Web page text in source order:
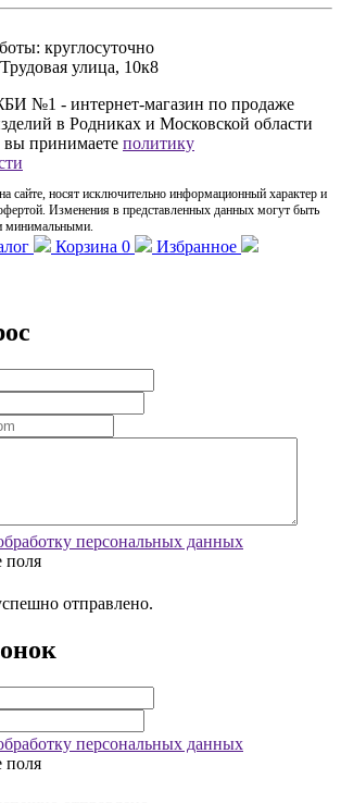
круглосуточно
улица, 10к8
№1 - интернет-магазин по продаже
в Родниках и Московской области
вы принимаете политику
сайте, носят исключительно информационный характер и
Изменения в представленных данных могут быть
минимальными.
Корзина 0
Избранное
персональных данных
поля
отправлено.
персональных данных
поля